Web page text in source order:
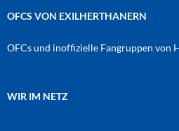
OFCS VON EXILHERTHANERN
OFCs und inoffizielle Fangruppen von
WIR IM NETZ